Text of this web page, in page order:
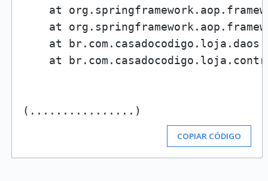
at
at
at
at
COPIAR CÓDIGO